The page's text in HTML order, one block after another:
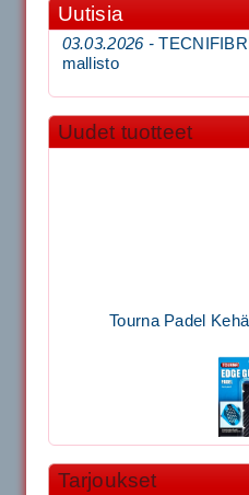
Uutisia
03.03.2026 -
mallisto
Uudet tuotteet
Tourna Padel
Tarjoukset